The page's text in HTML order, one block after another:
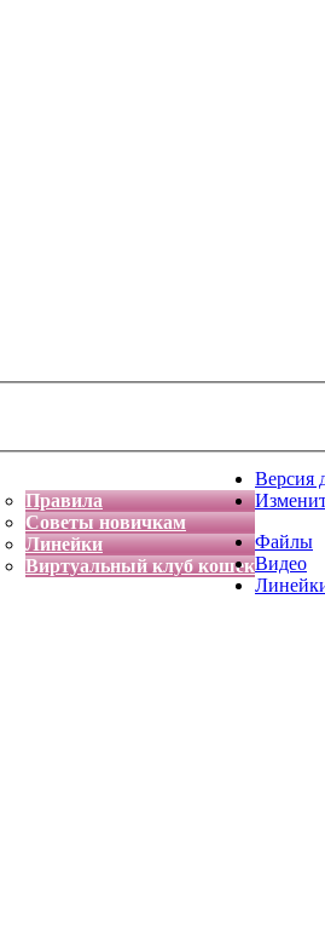
Правила
Советы новичкам
Линейки
Виртуальный клуб кошек
Версия
Файлы
Видео